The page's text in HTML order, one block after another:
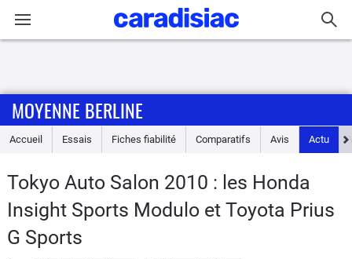
Accueil
Essais
Guide
d'achat
MOYENNE BERLINE
Accueil Essais Fiches fiabilité Comparatifs Avis Actu
Tokyo Auto Salon 2010 : les Honda
Insight Sports Modulo et Toyota Prius
G Sports